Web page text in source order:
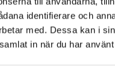
identifierare och
med. Dessa kan i
in när du har